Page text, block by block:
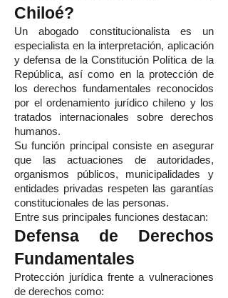
Chiloé?
Un abogado constitucionalista es un
especialista en la interpretación, aplicación
y defensa de la Constitución Política de la
República, así como en la protección de
los derechos fundamentales reconocidos
por el ordenamiento jurídico chileno y los
tratados internacionales sobre derechos
humanos.
Su función principal consiste en asegurar
que las actuaciones de autoridades,
organismos públicos, municipalidades y
entidades privadas respeten las garantías
constitucionales de las personas.
Entre sus principales funciones destacan:
Defensa de Derechos
Fundamentales
Protección jurídica frente a vulneraciones
de derechos como: